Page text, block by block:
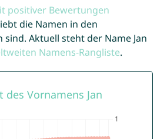
positiver Bewertungen
die Namen in den
Aktuell steht der Name Jan
Namens-Rangliste.